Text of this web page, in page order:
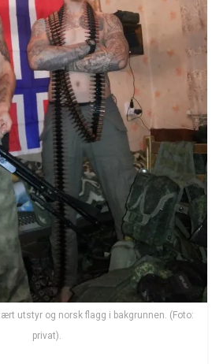
utstyr og norsk flagg i bakgrunnen. (Foto:
privat).